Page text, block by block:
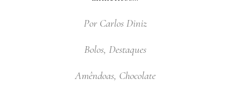
Por Carlos Diniz
Bolos, Destaques
Amêndoas, Chocolate